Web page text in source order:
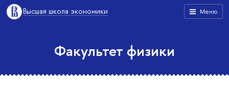
Меню
Высшая школа экономики
Факультет физики